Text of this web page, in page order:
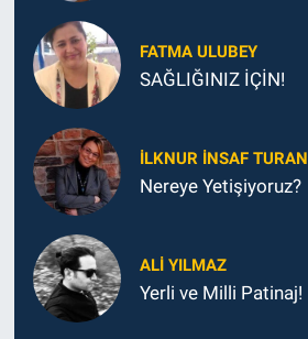
FATMA ULUBEY
SAĞLIĞINIZ İÇİN!
İLKNUR İNSAF TURAN
Nereye Yetişiyoruz?
ALI YILMAZ
Yerli ve Milli Patinaj!